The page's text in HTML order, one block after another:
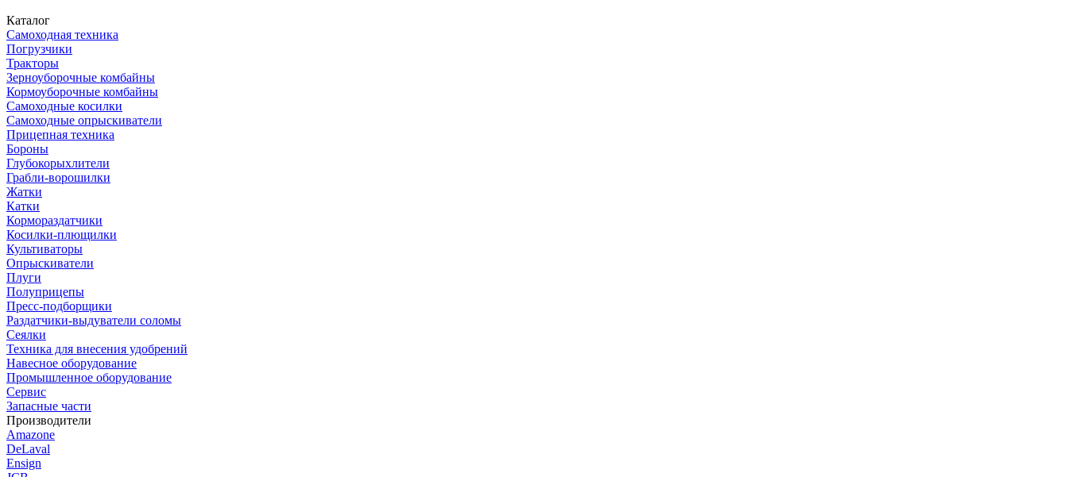
Каталог
Самоходная техника
Погрузчики
Тракторы
Зерноуборочные комбайны
Кормоуборочные комбайны
Самоходные косилки
Самоходные опрыскиватели
Прицепная техника
Бороны
Глубокорыхлители
Грабли-ворошилки
Жатки
Катки
Кормораздатчики
Косилки-плющилки
Культиваторы
Опрыскиватели
Плуги
Полуприцепы
Пресс-подборщики
Раздатчики-выдуватели соломы
Сеялки
Техника для внесения удобрений
Навесное оборудование
Промышленное оборудование
Сервис
Запасные части
Производители
Amazone
DeLaval
Ensign